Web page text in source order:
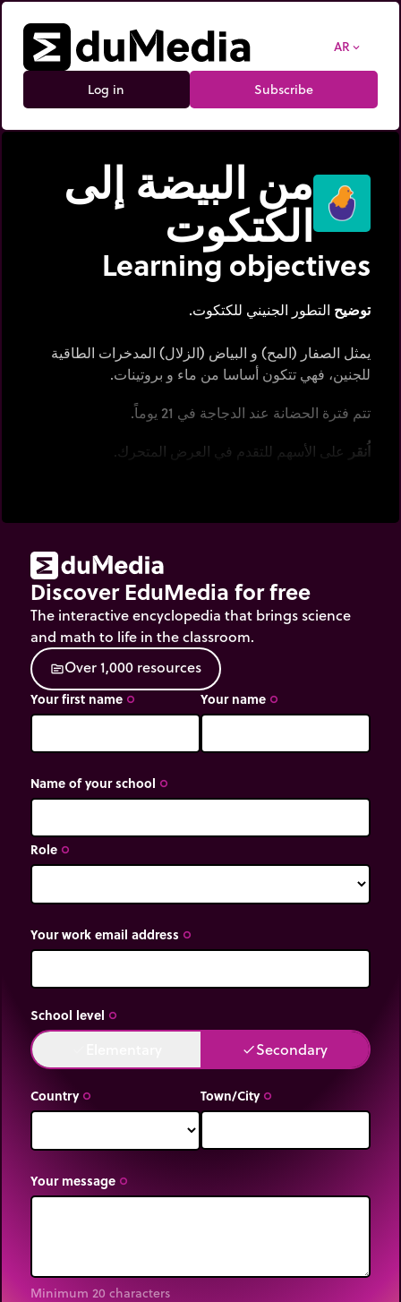
AR expand_more
Log in Subscribe
من البيضة إلى
الكتكوت
Learning objectives
توضيح التطور الجنيني للكتكوت.
يمثل الصفار (المح) و البياض (الزلال) المدخرات الطاقية
للجنين، فهي تتكون أساسا من ماء و بروتينات.
تتم فترة الحضانة عند الدجاجة في 21 يوماً.
اُنقر على الأسهم للتقدم في العرض المتحرك.
Discover EduMedia for free
The interactive encyclopedia that brings science
and math to life in the classroom.
sourceOver1,000 resources
Your first name trip_origin Your name trip_origin
Name of your school trip_origin
Role trip_origin
Your work email address trip_origin
School level trip_origin
doneSecondary
Country trip_origin Town/City trip_origin
Your message trip_origin
Minimum 20 characters